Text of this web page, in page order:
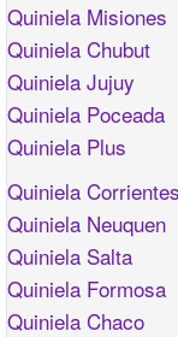
Quiniela Misiones
Quiniela Chubut
Quiniela Jujuy
Quiniela Poceada
Quiniela Plus
Quiniela Corrientes
Quiniela Neuquen
Quiniela Salta
Quiniela Formosa
Quiniela Chaco